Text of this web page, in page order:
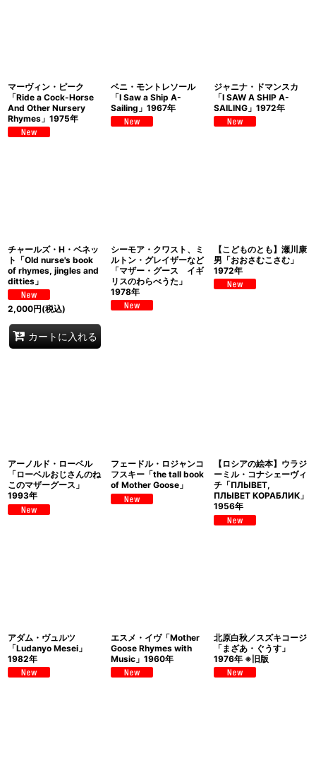
マーヴィン・ピーク
「Ride a Cock-Horse
And Other Nursery
Rhymes」1975年
ベニ・モントレソール
「I Saw a Ship A-
Sailing」1967年
ジャニナ・ドマンスカ
「I SAW A SHIP A-
SAILING」1972年
チャールズ・H・ベネッ
ト「Old nurse's book
of rhymes, jingles and
ditties」
2,000円(税込)
カートに入れる
シーモア・クワスト、ミ
ルトン・グレイザーなど
「マザー・グース イギ
リスのわらべうた」
1978年
【こどものとも】瀬川康
男「おおさむこさむ」
1972年
アーノルド・ローベル
「ローベルおじさんのね
このマザーグース」
1993年
フェードル・ロジャンコ
フスキー「the tall book
of Mother Goose」
【ロシアの絵本】ウラジ
ーミル・コナシェーヴィ
チ「ПЛЫВЕТ,
ПЛЫВЕТ КОРАБЛИК」
1956年
アダム・ヴュルツ
「Ludanyo Mesei」
1982年
エスメ・イヴ「Mother
Goose Rhymes with
Music」1960年
北原白秋／スズキコージ
「まざあ・ぐうす」
1976年 ※旧版